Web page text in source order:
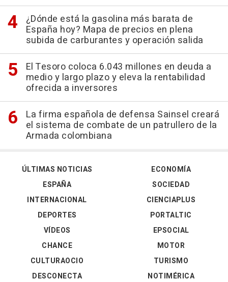
¿Dónde está la gasolina más barata de
España hoy? Mapa de precios en plena
subida de carburantes y operación salida
El Tesoro coloca 6.043 millones en deuda a
medio y largo plazo y eleva la rentabilidad
ofrecida a inversores
La firma española de defensa Sainsel creará
el sistema de combate de un patrullero de la
Armada colombiana
ÚLTIMAS NOTICIAS
ESPAÑA
INTERNACIONAL
DEPORTES
VÍDEOS
ECONOMÍA
SOCIEDAD
CIENCIAPLUS
PORTALTIC
EPSOCIAL
CHANCE
CULTURAOCIO
DESCONECTA
MOTOR
TURISMO
NOTIMÉRICA